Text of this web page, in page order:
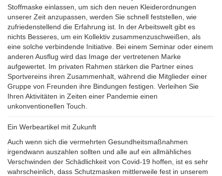
Stoffmaske einlassen, um sich den neuen Kleiderordnungen
unserer Zeit anzupassen, werden Sie schnell feststellen, wie
zufriedenstellend die Erfahrung ist. In der Arbeitswelt gibt es
nichts Besseres, um ein Kollektiv zusammenzuschweißen, als
eine solche verbindende Initiative. Bei einem Seminar oder einem
anderen Ausflug wird das Image der vertretenen Marke
aufgewertet. Im privaten Rahmen stärken die Partner eines
Sportvereins ihren Zusammenhalt, während die Mitglieder einer
Gruppe von Freunden ihre Bindungen festigen. Verleihen Sie
Ihren Aktivitäten in Zeiten einer Pandemie einen
unkonventionellen Touch.
Ein Werbeartikel mit Zukunft
Auch wenn sich die vermehrten Gesundheitsmaßnahmen
irgendwann auszahlen sollten und alle auf ein allmähliches
Verschwinden der Schädlichkeit von Covid-19 hoffen, ist es sehr
wahrscheinlich, dass Schutzmasken mittlerweile fest in unserem